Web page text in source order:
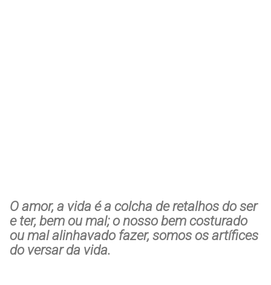
O amor, a vida é a colcha de retalhos do ser
e ter, bem ou mal; o nosso bem costurado
ou mal alinhavado fazer, somos os artífices
do versar da vida.